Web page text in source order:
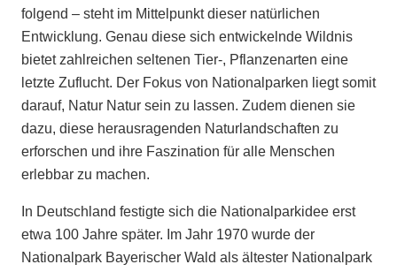
folgend – steht im Mittelpunkt dieser natürlichen
Entwicklung. Genau diese sich entwickelnde Wildnis
bietet zahlreichen seltenen Tier-, Pflanzenarten eine
letzte Zuflucht. Der Fokus von Nationalparken liegt somit
darauf, Natur Natur sein zu lassen. Zudem dienen sie
dazu, diese herausragenden Naturlandschaften zu
erforschen und ihre Faszination für alle Menschen
erlebbar zu machen.
In Deutschland festigte sich die Nationalparkidee erst
etwa 100 Jahre später. Im Jahr 1970 wurde der
Nationalpark Bayerischer Wald als ältester Nationalpark